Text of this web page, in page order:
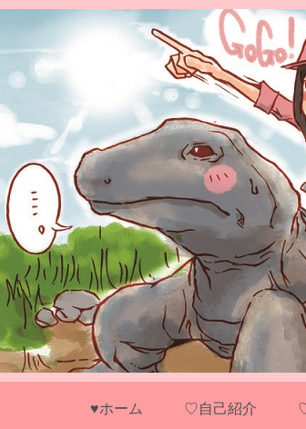
♥ホーム ♡自己紹介